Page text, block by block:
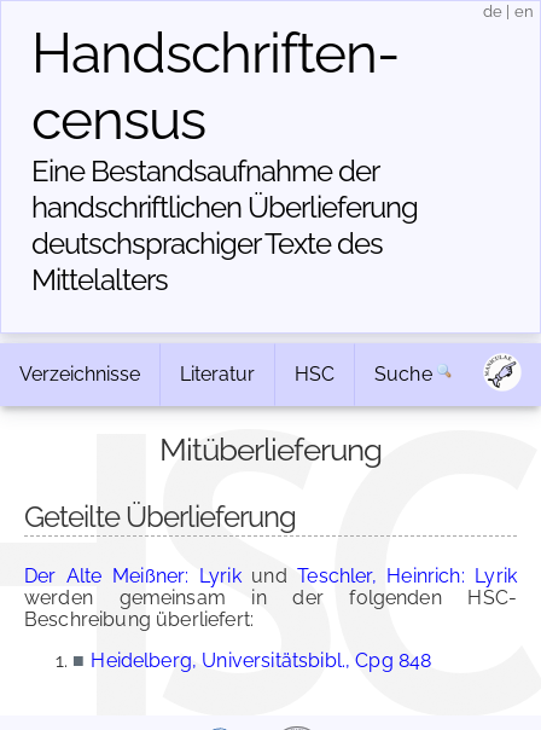
Handschriften­
census
Eine Bestandsaufnahme der
handschriftlichen Über­lieferung
deutschsprachiger Texte des
Mittelalters
de en
Verzeichnisse Literatur HSC Suche
Mitüberlieferung
Geteilte Überlieferung
Der Alte Meißner: LyrikundTeschler, Heinrich: Lyrik
werden gemeinsam in der folgenden HSC-
Beschreibung überliefert:
■ Heidelberg, Universitätsbibl., Cpg 848